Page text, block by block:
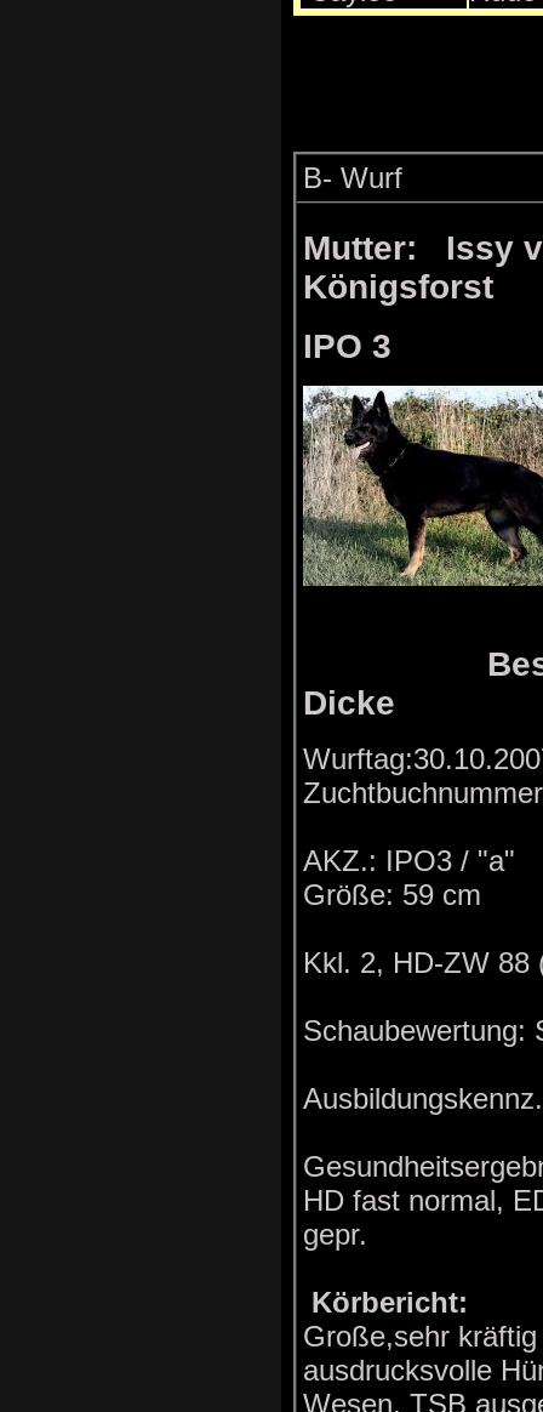
B- Wurf
Mutter: Issy
Königsforst
IPO 3
Dicke
AKZ.: IPO3 / "a"
Größe: 59 cm
Kkl. 2, HD-ZW 88
Schaubewertung:
HD fast normal,
gepr.
Körbericht:
Große,sehr
ausdrucksvolle
Wesen, TSB